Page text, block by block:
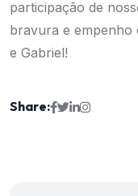
participação de
bravura e empenho
e Gabriel!
Share: